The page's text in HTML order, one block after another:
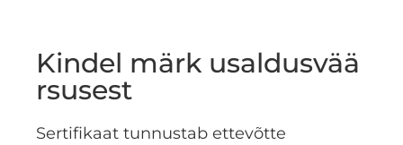
Kindel märk usaldusvää
rsusest
Sertifikaat tunnustab ettevõtte